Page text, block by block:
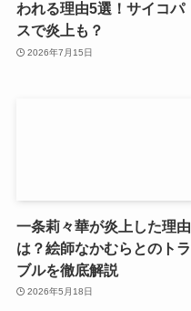
われる理由5選！サイコパ
スで炎上も？
2026年7月15日
一条莉々華が炎上した理由
は？絵師なかむらとのトラ
ブルを徹底解説
2026年5月18日